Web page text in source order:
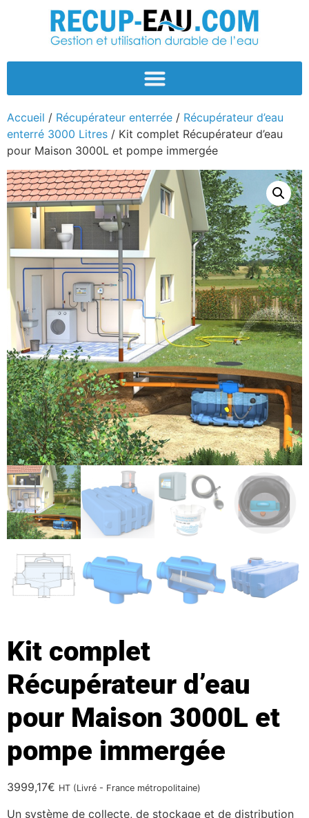
Accueil / Récupérateur enterrée / Récupérateur d’eau
enterré 3000 Litres / Kit complet Récupérateur d’eau
pour Maison 3000L et pompe immergée
Kit complet
Récupérateur d’eau
pour Maison 3000L et
pompe immergée
3999,17€ HT (Livré - France métropolitaine)
Un système de collecte, de stockage et de distribution